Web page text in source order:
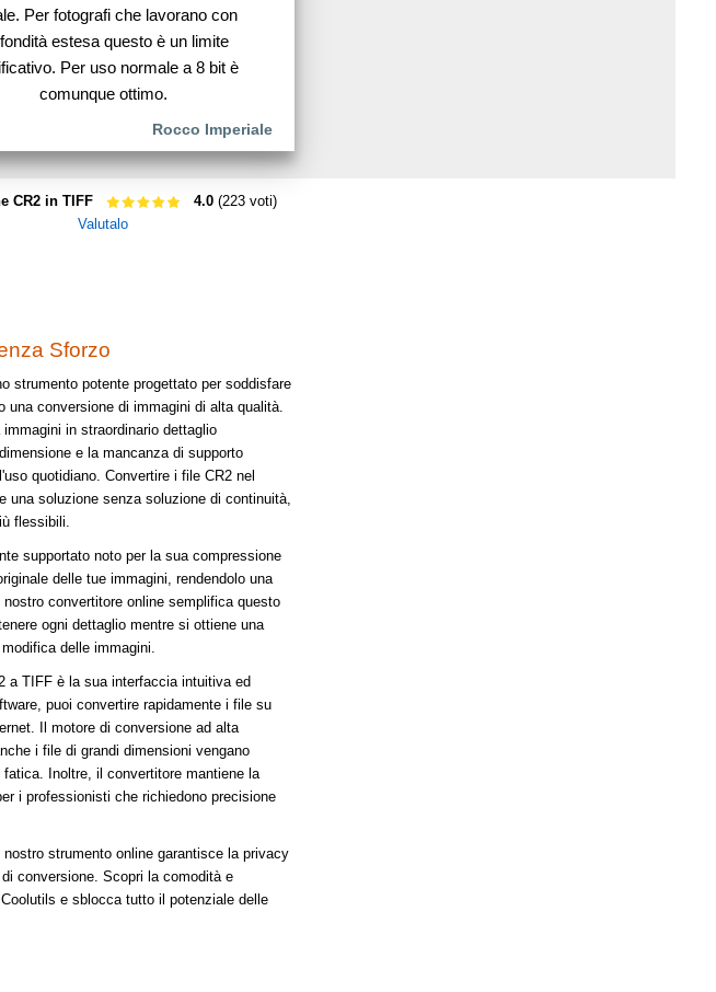
Per fotografi che lavorano con
estesa questo è un limite
Per uso normale a 8 bit è
comunque ottimo.
Rocco Imperiale
CR2 in TIFF 4.0(223 voti)
Valutalo
Sforzo
strumento potente progettato per soddisfare
conversione di immagini di alta qualità.
immagini in straordinario dettaglio
e la mancanza di supporto
quotidiano. Convertire i file CR2 nel
una soluzione senza soluzione di continuità,
flessibili.
supportato noto per la sua compressione
delle tue immagini, rendendolo una
convertitore online semplifica questo
ogni dettaglio mentre si ottiene una
delle immagini.
a TIFF è la sua interfaccia intuitiva ed
puoi convertire rapidamente i file su
Il motore di conversione ad alta
i file di grandi dimensioni vengano
Inoltre, il convertitore mantiene la
i professionisti che richiedono precisione
strumento online garantisce la privacy
conversione. Scopri la comodità e
e sblocca tutto il potenziale delle